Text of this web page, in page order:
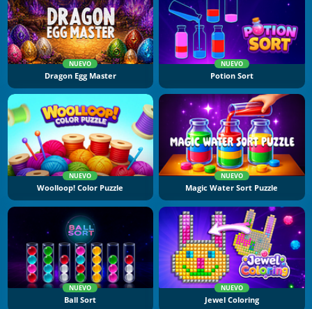
NUEVO
Dragon Egg Master
NUEVO
Potion Sort
NUEVO
Woolloop! Color Puzzle
NUEVO
Magic Water Sort Puzzle
NUEVO
Ball Sort
NUEVO
Jewel Coloring